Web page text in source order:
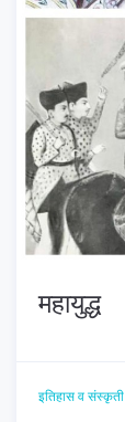
महायुद्ध
इतिहास व संस्कृती